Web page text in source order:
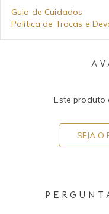
Guia de Cuidados
Política de Trocas e
Este produto
SEJA O